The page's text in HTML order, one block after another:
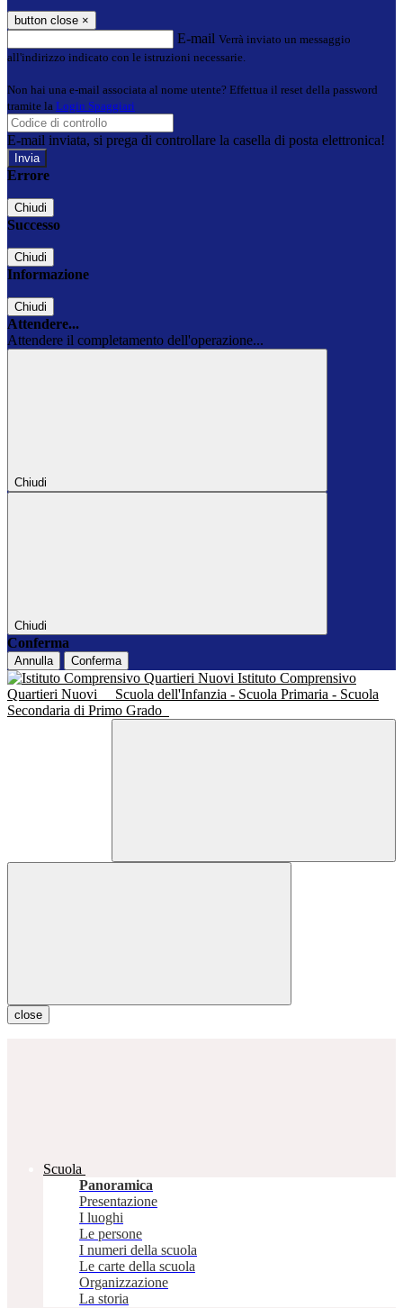
button close ×
E-mail Verrà inviato un messaggio
all'indirizzo indicato con le istruzioni necessarie.
Non hai una e-mail associata al nome utente? Effettua il reset della password
tramite la Login Spaggiari
E-mail inviata, si prega di controllare la casella di posta elettronica!
Errore
Chiudi
Successo
Chiudi
Informazione
Chiudi
Attendere...
Attendere il completamento dell'operazione...
Chiudi
Chiudi
Conferma
Annulla Conferma
Istituto Comprensivo
Quartieri Nuovi
Scuola dell'Infanzia - Scuola Primaria - Scuola
Secondaria di Primo Grado
close
Scuola
Panoramica
Presentazione
I luoghi
Le persone
I numeri della scuola
Le carte della scuola
Organizzazione
La storia